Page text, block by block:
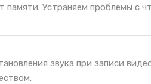
памяти. Устраняем проблемы с
звука при записи